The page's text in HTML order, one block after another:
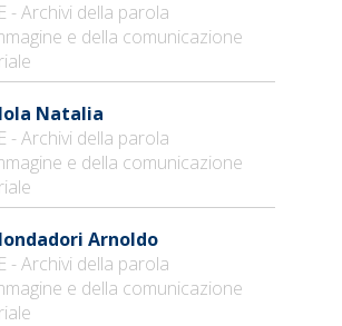
- Archivi della parola
e della comunicazione
Natalia
- Archivi della parola
e della comunicazione
Arnoldo
- Archivi della parola
e della comunicazione